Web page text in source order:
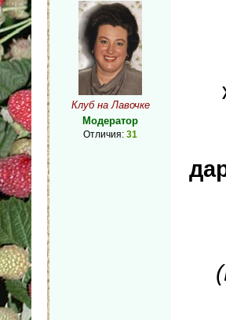
Клуб на Лавочке
Модератор
Отличия: 31